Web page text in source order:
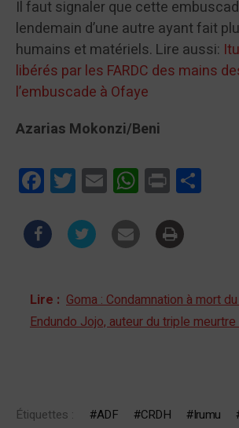
Il faut signaler que cette
lendemain d’une autre ayant fait
humains et matériels. Lire aussi:
libérés par les FARDC des mains
l’embuscade à Ofaye
Azarias Mokonzi/Beni
FacebookTwitterEmail WhatsApp
Print
Lire : Goma : Condamnation à mort
Endundo Jojo, auteur du triple
Étiquettes : ADF CRDH Irumu